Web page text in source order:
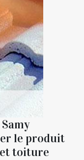
le produit
toiture